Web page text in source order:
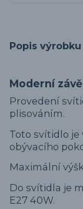
Popis výrobku
Moderní
Provedení
plisováním.
Toto svítidlo
obývacího
Maximální
Do svítidla je
E27 40W.